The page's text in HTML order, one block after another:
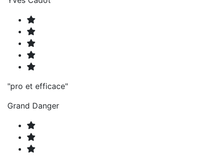
"pro et efficace"
Grand Danger